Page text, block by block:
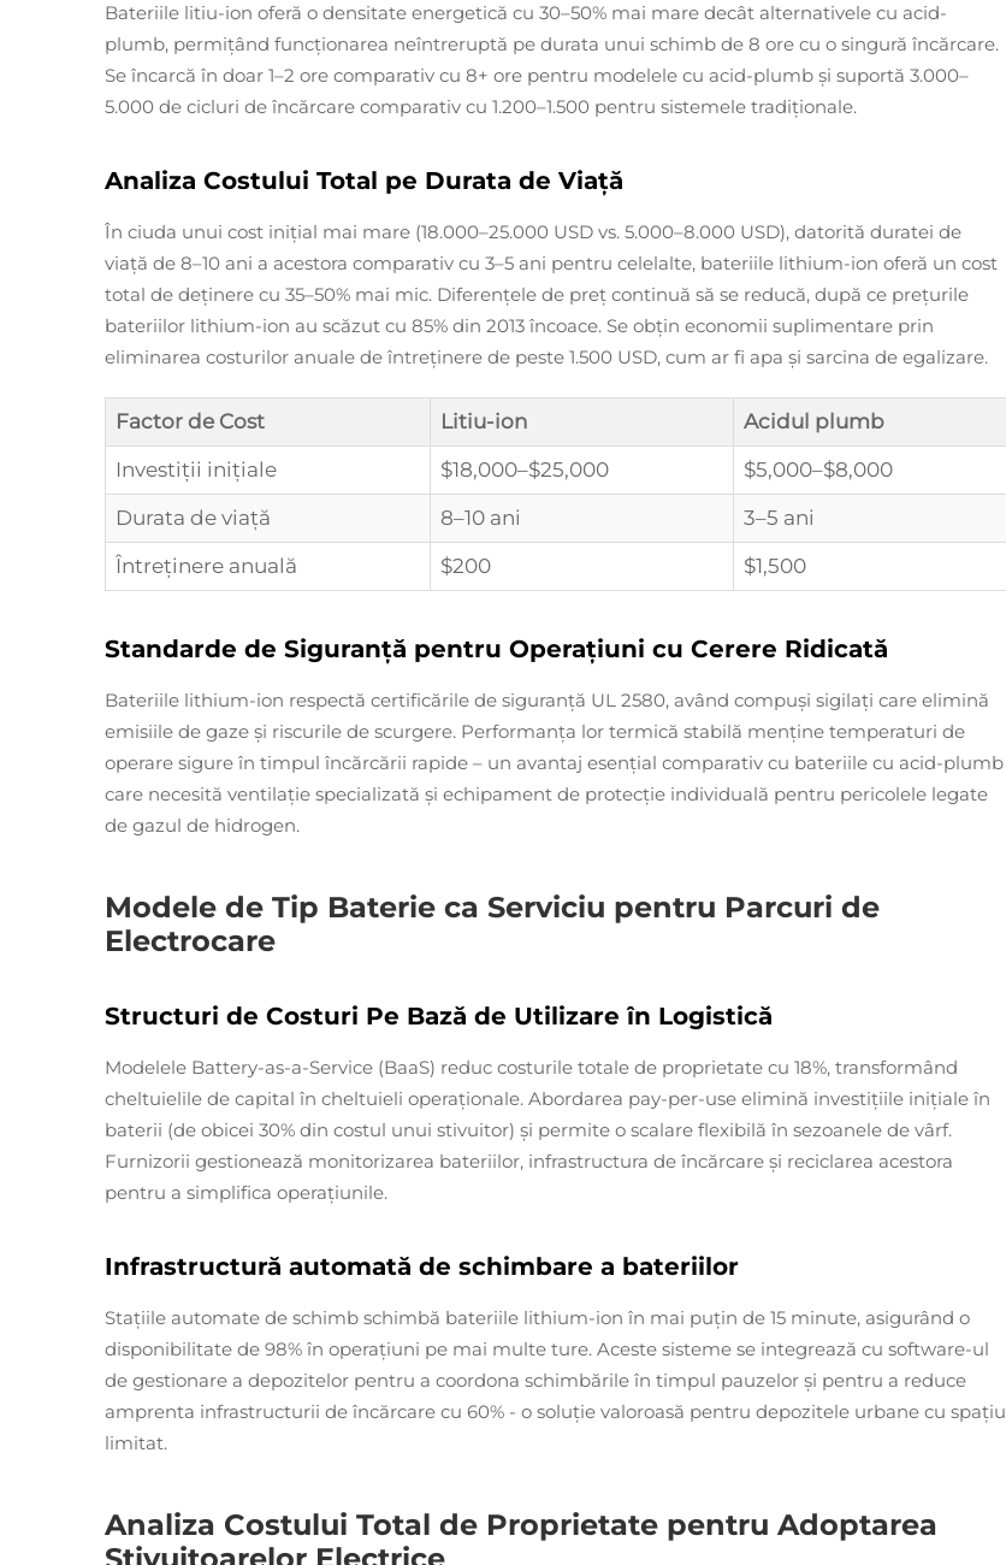
Bateriile litiu-ion oferă o densitate energetică cu 30–50% mai mare decât alternativele cu acid-
plumb, permițând funcționarea neîntreruptă pe durata unui schimb de 8 ore cu o singură încărcare.
Se încarcă în doar 1–2 ore comparativ cu 8+ ore pentru modelele cu acid-plumb și suportă 3.000–
5.000 de cicluri de încărcare comparativ cu 1.200–1.500 pentru sistemele tradiționale.
Analiza Costului Total pe Durata de Viață
În ciuda unui cost inițial mai mare (18.000–25.000 USD vs. 5.000–8.000 USD), datorită duratei de
viață de 8–10 ani a acestora comparativ cu 3–5 ani pentru celelalte, bateriile lithium-ion oferă un cost
total de deținere cu 35–50% mai mic. Diferențele de preț continuă să se reducă, după ce prețurile
bateriilor lithium-ion au scăzut cu 85% din 2013 încoace. Se obțin economii suplimentare prin
eliminarea costurilor anuale de întreținere de peste 1.500 USD, cum ar fi apa și sarcina de egalizare.
Factor de Cost Litiu-ion
Acidul plumb
Investiții inițiale
$18,000–$25,000
$5,000–$8,000
Durata de viață
8–10 ani
3–5 ani
Întreținere anuală
$200 $1,500
Standarde de Siguranță pentru Operațiuni cu Cerere Ridicată
Bateriile lithium-ion respectă certificările de siguranță UL 2580, având compuși sigilați care elimină
emisiile de gaze și riscurile de scurgere. Performanța lor termică stabilă menține temperaturi de
operare sigure în timpul încărcării rapide – un avantaj esențial comparativ cu bateriile cu acid-plumb
care necesită ventilație specializată și echipament de protecție individuală pentru pericolele legate
de gazul de hidrogen.
Modele de Tip Baterie ca Serviciu pentru Parcuri de
Electrocare
Structuri de Costuri Pe Bază de Utilizare în Logistică
Modelele Battery-as-a-Service (BaaS) reduc costurile totale de proprietate cu 18%, transformând
cheltuielile de capital în cheltuieli operaționale. Abordarea pay-per-use elimină investițiile inițiale în
baterii (de obicei 30% din costul unui stivuitor) și permite o scalare flexibilă în sezoanele de vârf.
Furnizorii gestionează monitorizarea bateriilor, infrastructura de încărcare și reciclarea acestora
pentru a simplifica operațiunile.
Infrastructură automată de schimbare a bateriilor
Stațiile automate de schimb schimbă bateriile lithium-ion în mai puțin de 15 minute, asigurând o
disponibilitate de 98% în operațiuni pe mai multe ture. Aceste sisteme se integrează cu software-ul
de gestionare a depozitelor pentru a coordona schimbările în timpul pauzelor și pentru a reduce
amprenta infrastructurii de încărcare cu 60% - o soluție valoroasă pentru depozitele urbane cu spațiu
limitat.
Analiza Costului Total de Proprietate pentru Adoptarea